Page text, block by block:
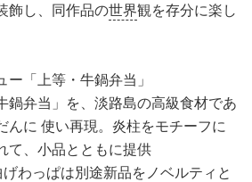
飾し、同作品の世界観を存分に楽し
ー「上等・牛鍋弁当」
鍋弁当」を、淡路島の高級食材であ
んに 使い再現。炎柱をモチーフに
て、小品とともに提供
わっぱは別途新品をノベルティと